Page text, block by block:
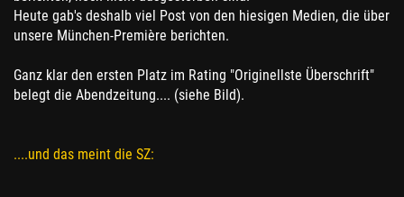
Heute gab's deshalb viel Post von den hiesigen Medien, die über
unsere München-Première berichten.
Ganz klar den ersten Platz im Rating "Originellste Überschrift"
belegt die Abendzeitung.... (siehe Bild).
....und das meint die SZ: